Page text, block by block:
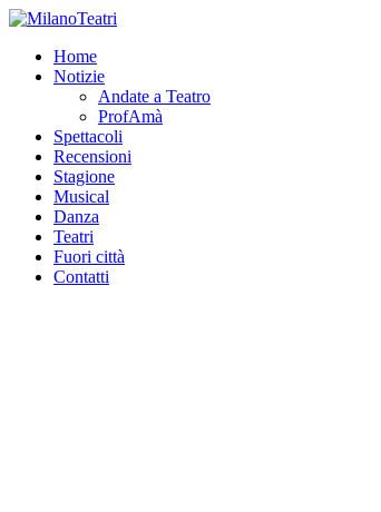
Home
Notizie
Andate a Teatro
ProfAmà
Spettacoli
Recensioni
Stagione
Musical
Danza
Teatri
Fuori città
Contatti